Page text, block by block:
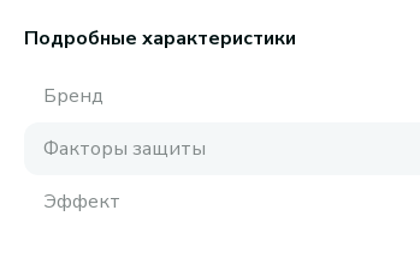
Подробные характеристики
Бренд
Факторы защиты
Эффект